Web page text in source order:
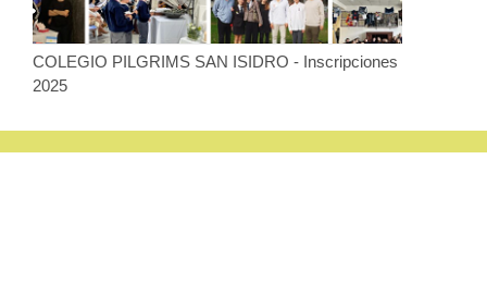
COLEGIO PILGRIMS SAN ISIDRO - Inscripciones
2025